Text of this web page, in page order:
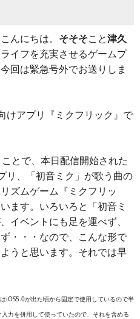
んにちは。 そそそこと津久
イフを充実させるゲームプ
回は緊急号外でお送りしま
けアプリ『ミクフリック』で
とで、本日配信開始された
リ、「初音ミク」が歌う曲の
ズムゲーム『ミクフリッ
ます。いろいろと「初音ミ
イベントにも足を運べず、
・・・なので、こんな形で
うと思います。それでは早
iOS5.0が出た頃から固定で使用しているので半
力を併用して使っていたので、それを含める